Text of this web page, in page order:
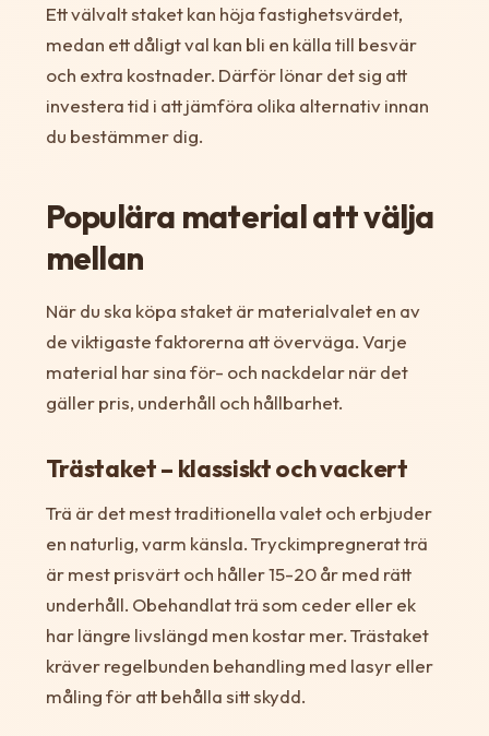
Ett välvalt staket kan höja fastighetsvärdet,
medan ett dåligt val kan bli en källa till besvär
och extra kostnader. Därför lönar det sig att
investera tid i att jämföra olika alternativ innan
du bestämmer dig.
Populära material att välja
mellan
När du ska köpa staket är materialvalet en av
de viktigaste faktorerna att överväga. Varje
material har sina för- och nackdelar när det
gäller pris, underhåll och hållbarhet.
Trästaket – klassiskt och vackert
Trä är det mest traditionella valet och erbjuder
en naturlig, varm känsla. Tryckimpregnerat trä
är mest prisvärt och håller 15-20 år med rätt
underhåll. Obehandlat trä som ceder eller ek
har längre livslängd men kostar mer. Trästaket
kräver regelbunden behandling med lasyr eller
måling för att behålla sitt skydd.